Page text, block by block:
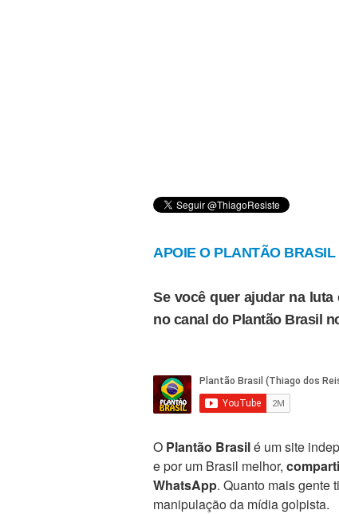
APOIE O PLANTÃO
Se você quer ajudar na
no canal do Plantão Brasil
O Plantão Brasilé um site
e por um Brasil melhor,
WhatsApp. Quanto mais gente
manipulação da mídia golpista.